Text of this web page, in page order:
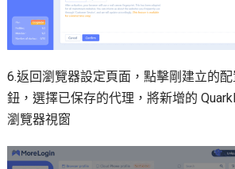
6.返回瀏覽器設定頁面，點擊剛建立的
鈕，選擇已保存的代理，將新增的
瀏覽器視窗